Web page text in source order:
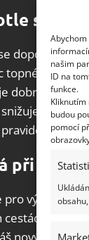
našim
ID na
funkce.
budou
pomocí
si
doporučuje
topné
dobré přidat
při
pro výměnu
je